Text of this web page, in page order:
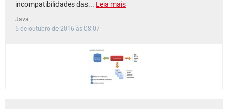
incompatibilidades das... Leia mais
Java
5 de outubro de 2016 às 08:07